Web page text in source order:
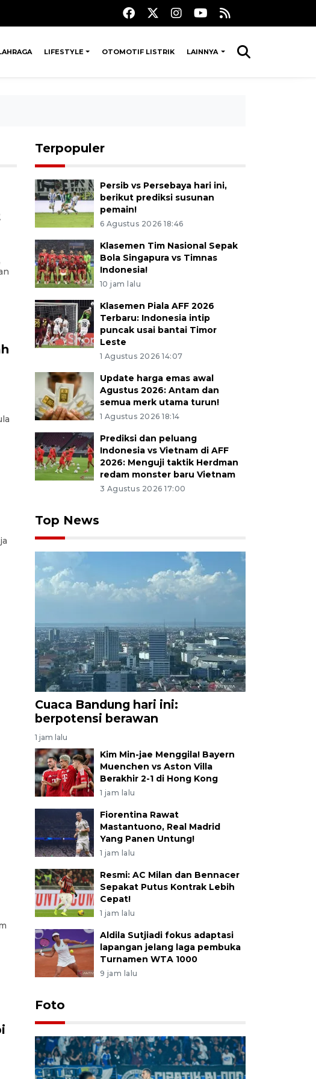
LIFESTYLE OTOMOTIF LISTRIK LAINNYA
Terpopuler
Persib vs Persebaya hari ini,
berikut prediksi susunan
pemain!
6 Agustus 2026 18:46
Klasemen Tim Nasional Sepak
Bola Singapura vs Timnas
Indonesia!
10 jam lalu
Klasemen Piala AFF 2026
Terbaru: Indonesia intip
puncak usai bantai Timor
Leste
1 Agustus 2026 14:07
Update harga emas awal
Agustus 2026: Antam dan
semua merk utama turun!
1 Agustus 2026 18:14
Prediksi dan peluang
Indonesia vs Vietnam di AFF
2026: Menguji taktik Herdman
redam monster baru Vietnam
3 Agustus 2026 17:00
Top News
Cuaca Bandung hari ini:
berpotensi berawan
1 jam lalu
Kim Min-jae Menggila! Bayern
Muenchen vs Aston Villa
Berakhir 2-1 di Hong Kong
1 jam lalu
Fiorentina Rawat
Mastantuono, Real Madrid
Yang Panen Untung!
1 jam lalu
Resmi: AC Milan dan Bennacer
Sepakat Putus Kontrak Lebih
Cepat!
1 jam lalu
Aldila Sutjiadi fokus adaptasi
lapangan jelang laga pembuka
Turnamen WTA 1000
9 jam lalu
Foto